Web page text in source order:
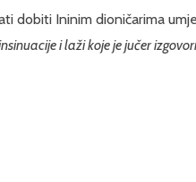
dobiti Ininim dioničarima
i laži koje je jučer